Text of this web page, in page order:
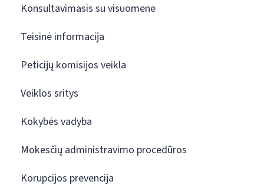
Konsultavimasis su visuomene
Teisinė informacija
Peticijų komisijos veikla
Veiklos sritys
Kokybės vadyba
Mokesčių administravimo procedūros
Korupcijos prevencija